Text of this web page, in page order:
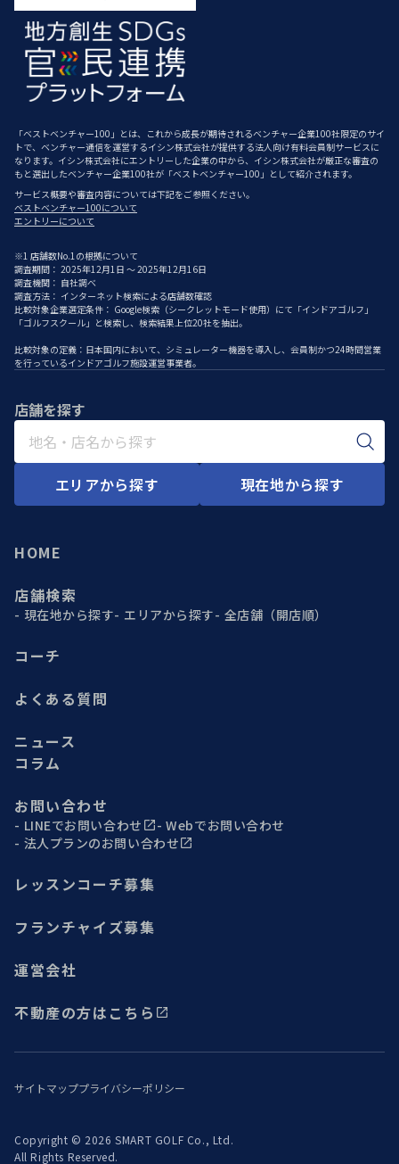
「ベストベンチャー100」とは、これから成長が期待されるベンチャー企業100社限定のサイ
トで、ベンチャー通信を運営するイシン株式会社が提供する法人向け有料会員制サービスに
なります。イシン株式会社にエントリーした企業の中から、イシン株式会社が厳正な審査の
もと選出したベンチャー企業100社が「ベストベンチャー100」として紹介されます。
サービス概要や審査内容については下記をご参照ください。
ベストベンチャー100について
エントリーについて
※1 店舗数No.1の根拠について
調査期間： 2025年12月1日 ～ 2025年12月16日
調査機関： 自社調べ
調査方法： インターネット検索による店舗数確認
比較対象企業選定条件： Google検索（シークレットモード使用）にて「インドアゴルフ」
「ゴルフスクール」と検索し、検索結果上位20社を抽出。
比較対象の定義：日本国内において、シミュレーター機器を導入し、会員制かつ24時間営業
を行っているインドアゴルフ施設運営事業者。
店舗を探す
エリアから探す 現在地から探す
HOME
店舗検索
現在地から探す エリアから探す 全店舗（開店順）
コーチ
よくある質問
ニュース
コラム
お問い合わせ
LINEでお問い合わせ
Webでお問い合わせ
法人プランのお問い合わせ
レッスンコーチ募集
フランチャイズ募集
運営会社
不動産の方はこちら
サイトマッププライバシーポリシー
Copyright © 2026 SMART GOLF Co., Ltd.
All Rights Reserved.